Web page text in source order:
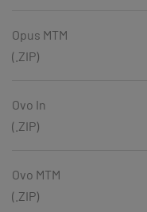
Opus MTM
(.ZIP)
Ovo In
(.ZIP)
Ovo MTM
(.ZIP)